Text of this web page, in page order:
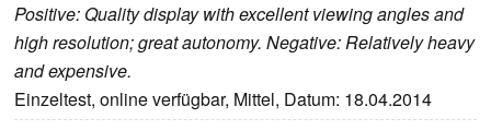
Positive: Quality display with excellent viewing angles and
high resolution; great autonomy. Negative: Relatively heavy
and expensive.
Einzeltest, online verfügbar, Mittel, Datum: 18.04.2014